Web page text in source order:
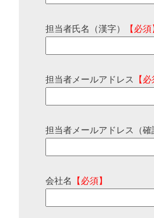
担当者氏名（漢字） 【必須
担当者メールアドレス 【必
担当者メールアドレス（確
会社名 【必須】